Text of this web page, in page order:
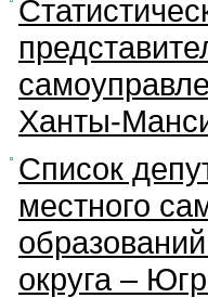
Ханты-
Список
местного
округа –